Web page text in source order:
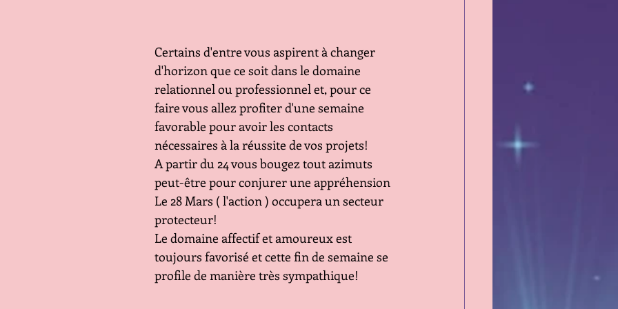
Certains d'entre vous aspirent à changer
d'horizon que ce soit dans le domaine
relationnel ou professionnel et, pour ce
faire vous allez profiter d'une semaine
favorable pour avoir les contacts
nécessaires à la réussite de vos projets!
A partir du 24 vous bougez tout azimuts
peut-être pour conjurer une appréhension
Le 28 Mars ( l'action ) occupera un secteur
protecteur!
Le domaine affectif et amoureux est
toujours favorisé et cette fin de semaine se
profile de manière très sympathique!